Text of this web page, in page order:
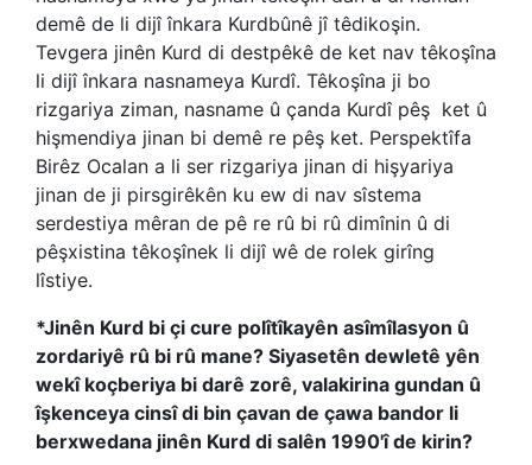
demê de li dijî înkara Kurdbûnê jî têdikoşin.
Tevgera jinên Kurd di destpêkê de ket nav têkoşîna
li dijî înkara nasnameya Kurdî. Têkoşîna ji bo
rizgariya ziman, nasname û çanda Kurdî pêş ket û
hişmendiya jinan bi demê re pêş ket. Perspektîfa
Birêz Ocalan a li ser rizgariya jinan di hişyariya
jinan de ji pirsgirêkên ku ew di nav sîstema
serdestiya mêran de pê re rû bi rû dimînin û di
pêşxistina têkoşînek li dijî wê de rolek girîng
lîstiye.
*Jinên Kurd bi çi cure polîtîkayên asîmîlasyon û
zordariyê rû bi rû mane? Siyasetên dewletê yên
wekî koçberiya bi darê zorê, valakirina gundan û
îşkenceya cinsî di bin çavan de çawa bandor li
berxwedana jinên Kurd di salên 1990'î de kirin?